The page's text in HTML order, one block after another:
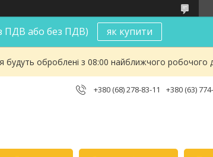
ПДВ або без ПДВ) як купити
будуть оброблені з 08:00 найближчого робочого
+380 (68) 278-83-11 +380 (63)